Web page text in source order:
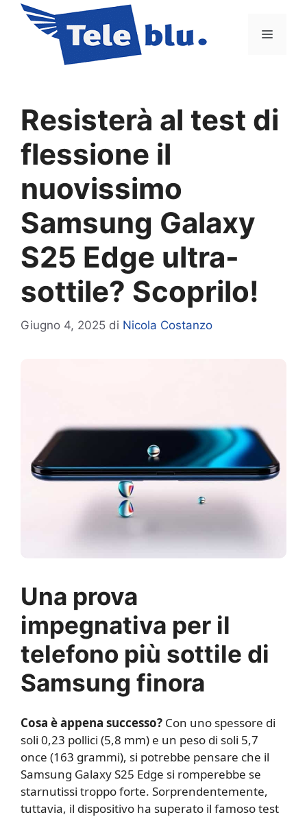
contenuto
Menu
Resisterà al test di
flessione il
nuovissimo
Samsung Galaxy
S25 Edge ultra-
sottile? Scoprilo!
Giugno 4, 2025 di Nicola Costanzo
Una prova
impegnativa per il
telefono più sottile di
Samsung finora
Cosa è appena successo? Con uno spessore di
soli 0,23 pollici (5,8 mm) e un peso di soli 5,7
once (163 grammi), si potrebbe pensare che il
Samsung Galaxy S25 Edge si romperebbe se
starnutissi troppo forte. Sorprendentemente,
tuttavia, il dispositivo ha superato il famoso test